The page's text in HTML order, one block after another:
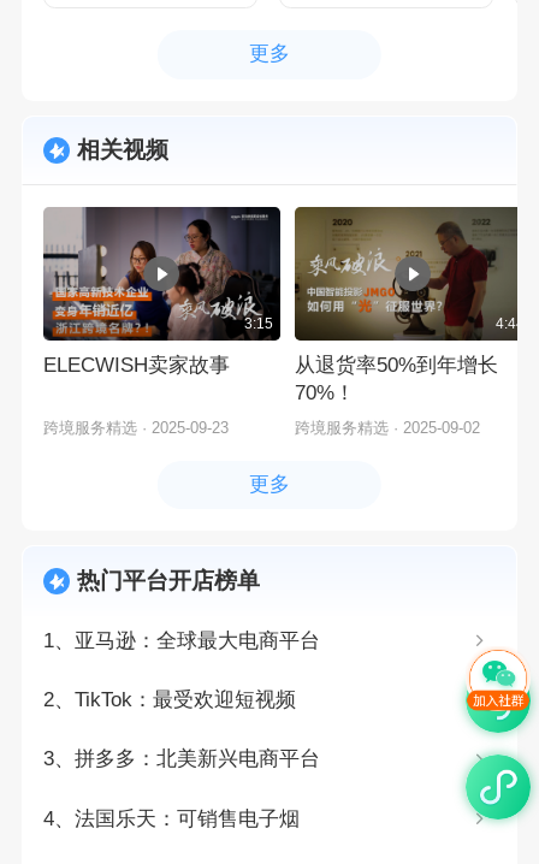
更多
相关视频
3:15
ELECWISH卖家故事
跨境服务精选· 2025-09-23
4:44
从退货率50%到年增长
70%！
跨境服务精选· 2025-09-02
更多
热门平台开店榜单
1、亚马逊：全球最大电商平台
2、TikTok：最受欢迎短视频
3、拼多多：北美新兴电商平台
4、法国乐天：可销售电子烟